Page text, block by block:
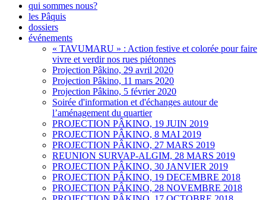
qui sommes nous?
les Pâquis
dossiers
événements
« TAVUMARU » : Action festive et colorée pour faire
vivre et verdir nos rues piétonnes
Projection Pâkino, 29 avril 2020
Projection Pâkino, 11 mars 2020
Projection Pâkino, 5 février 2020
Soirée d'information et d'échanges autour de
l’aménagement du quartier
PROJECTION PÂKINO, 19 JUIN 2019
PROJECTION PÂKINO, 8 MAI 2019
PROJECTION PÂKINO, 27 MARS 2019
REUNION SURVAP-ALGIM, 28 MARS 2019
PROJECTION PÂKINO, 30 JANVIER 2019
PROJECTION PÂKINO, 19 DECEMBRE 2018
PROJECTION PÂKINO, 28 NOVEMBRE 2018